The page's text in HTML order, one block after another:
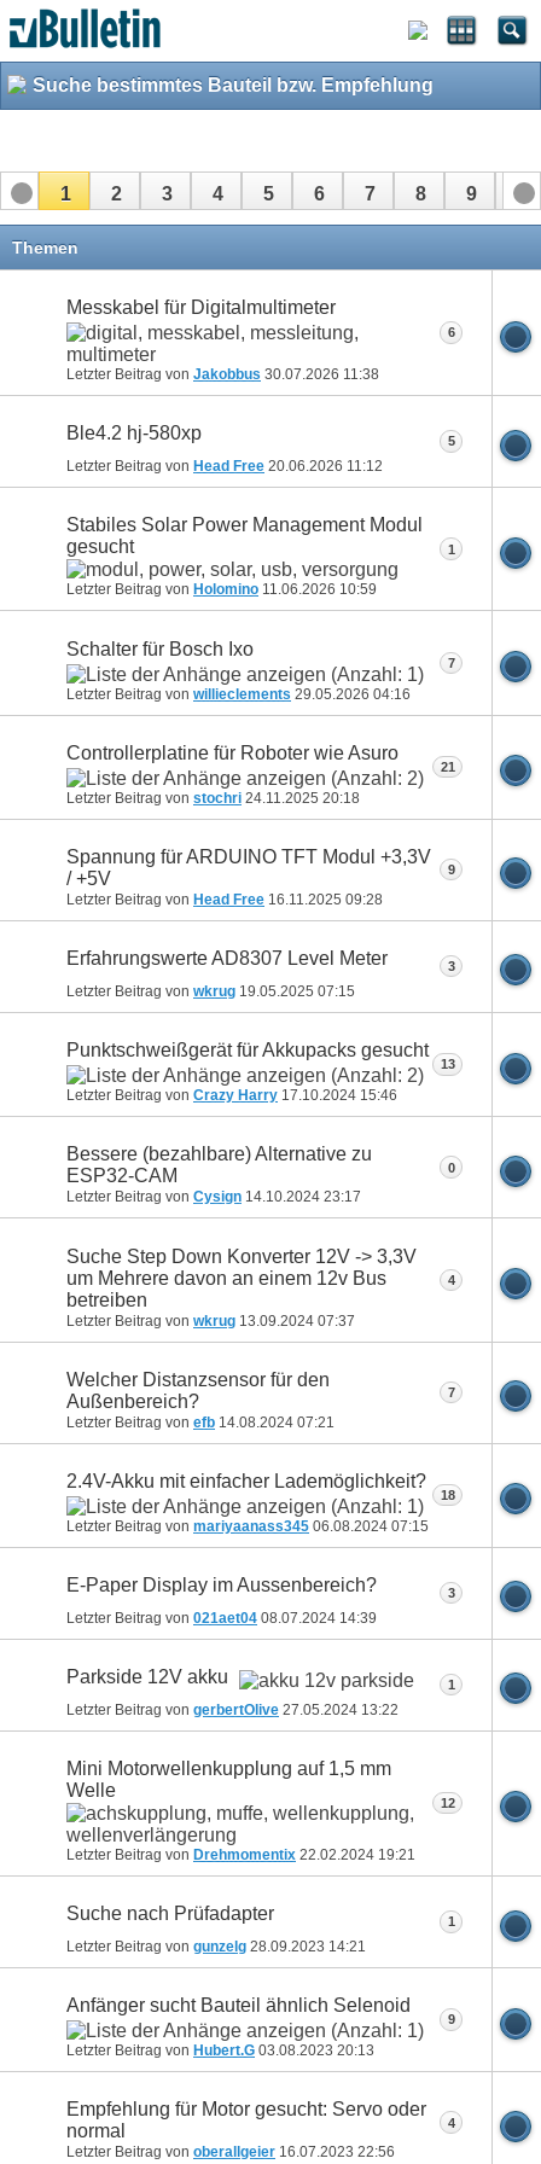
Suche bestimmtes Bauteil bzw. Empfehlung
1 2 3 4 5 6 7 8 9 10
11
Themen
Messkabel für Digitalmultimeter
Letzter Beitrag von Jakobbus 30.07.2026 11:38
6
Ble4.2 hj-580xp
Letzter Beitrag von Head Free 20.06.2026 11:12
5
Stabiles Solar Power Management Modul
gesucht
Letzter Beitrag von Holomino 11.06.2026 10:59
1
Schalter für Bosch Ixo
Letzter Beitrag von willieclements 29.05.2026 04:16
7
Controllerplatine für Roboter wie Asuro
Letzter Beitrag von stochri 24.11.2025 20:18
21
Spannung für ARDUINO TFT Modul +3,3V
/ +5V
Letzter Beitrag von Head Free 16.11.2025 09:28
9
Erfahrungswerte AD8307 Level Meter
Letzter Beitrag von wkrug 19.05.2025 07:15
3
Punktschweißgerät für Akkupacks gesucht
Letzter Beitrag von Crazy Harry 17.10.2024 15:46
13
Bessere (bezahlbare) Alternative zu
ESP32-CAM
Letzter Beitrag von Cysign 14.10.2024 23:17
0
Suche Step Down Konverter 12V -> 3,3V
um Mehrere davon an einem 12v Bus
betreiben
Letzter Beitrag von wkrug 13.09.2024 07:37
4
Welcher Distanzsensor für den
Außenbereich?
Letzter Beitrag von efb 14.08.2024 07:21
7
2.4V-Akku mit einfacher Lademöglichkeit?
Letzter Beitrag von mariyaanass345 06.08.2024 07:15
18
E-Paper Display im Aussenbereich?
Letzter Beitrag von 021aet04 08.07.2024 14:39
3
Parkside 12V akku
Letzter Beitrag von gerbertOlive 27.05.2024 13:22
1
Mini Motorwellenkupplung auf 1,5 mm
Welle
Letzter Beitrag von Drehmomentix 22.02.2024 19:21
12
Suche nach Prüfadapter
Letzter Beitrag von gunzelg 28.09.2023 14:21
1
Anfänger sucht Bauteil ähnlich Selenoid
Letzter Beitrag von Hubert.G 03.08.2023 20:13
9
Empfehlung für Motor gesucht: Servo oder
normal
Letzter Beitrag von oberallgeier 16.07.2023 22:56
4